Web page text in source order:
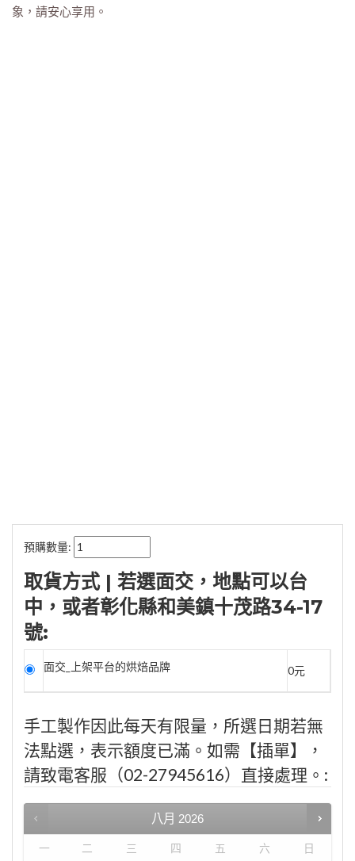
象，請安心享用。
預購數量:
取貨方式 | 若選面交，地點可以台
中，或者彰化縣和美鎮十茂路34-17
號:
面交_上架平台的烘焙品牌 0元
手工製作因此每天有限量，所選日期若無
法點選，表示額度已滿。如需【插單】，
請致電客服（02-27945616）直接處理。:
八月 2026
一 二 三 四 五 六 日